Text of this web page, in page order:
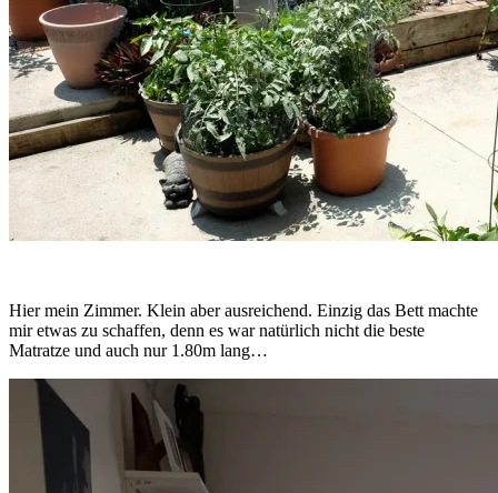
Hier mein Zimmer. Klein aber ausreichend. Einzig das Bett machte
mir etwas zu schaffen, denn es war natürlich nicht die beste
Matratze und auch nur 1.80m lang…